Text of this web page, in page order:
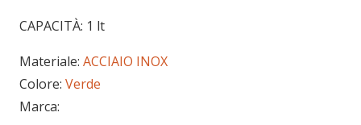
CAPACITÀ: 1 lt
Materiale: ACCIAIO INOX
Colore: Verde
Marca: